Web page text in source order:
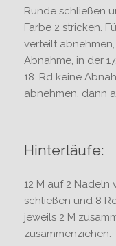
Runde schließen
Farbe 2 stricken.
verteilt abnehmen,
Abnahme, in der
18. Rd keine
abnehmen, dann
Hinterläufe:
12 M auf 2 Nadeln
schließen und 8
jeweils 2 M
zusammenziehen.